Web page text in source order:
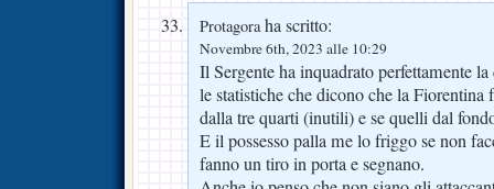
Protagoraha scritto:
Novembre 6th, 2023 alle 10:29
Il Sergente ha inquadrato perfettamente
le statistiche che dicono che la Fiorentina
dalla tre quarti (inutili) e se quelli dal
E il possesso palla me lo friggo se non
fanno un tiro in porta e segnano.